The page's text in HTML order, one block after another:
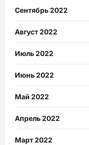
Сентябрь 2022
Август 2022
Июль 2022
Июнь 2022
Май 2022
Апрель 2022
Март 2022